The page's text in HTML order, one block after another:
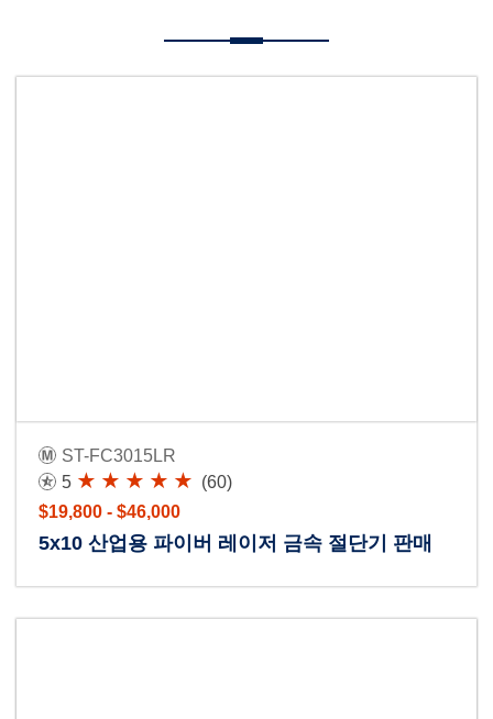
ST-FC3015LR
5
(60)
$19,800 - $46,000
5x10 산업용 파이버 레이저 금속 절단기 판매